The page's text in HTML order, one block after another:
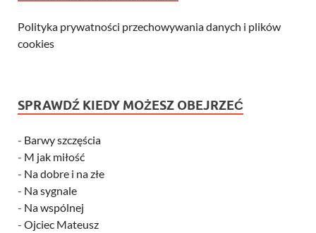
Polityka prywatności przechowywania danych i plików
cookies
SPRAWDŹ KIEDY MOŻESZ OBEJRZEĆ
- Barwy szczęścia
- M jak miłość
- Na dobre i na złe
- Na sygnale
- Na wspólnej
- Ojciec Mateusz